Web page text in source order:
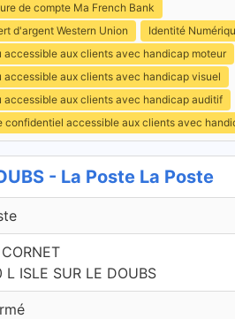
de compte Ma French Bank
d'argent Western Union
Identité
accessible aux clients avec handicap moteur
accessible aux clients avec handicap visuel
accessible aux clients avec handicap auditif
confidentiel accessible aux clients avec
- La Poste La Poste
ISLE SUR LE DOUBS